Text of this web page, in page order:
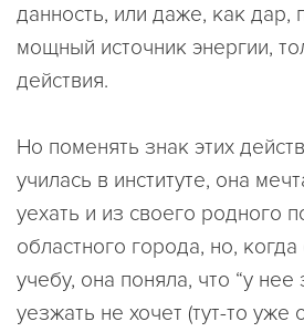
данность, или даже, как дар,
мощный источник энергии,
действия.
Но поменять знак этих
училась в институте, она
уехать и из своего родного
областного города, но,
учебу, она поняла, что “у нее
уезжать не хочет (тут-то уже